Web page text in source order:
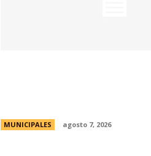
MUNICIPALES agosto 7, 2026